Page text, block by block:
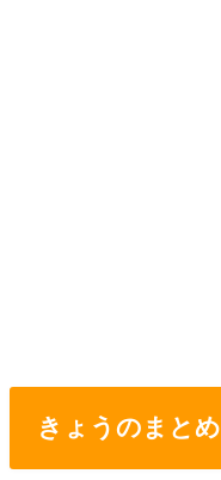
きょうのまとめ